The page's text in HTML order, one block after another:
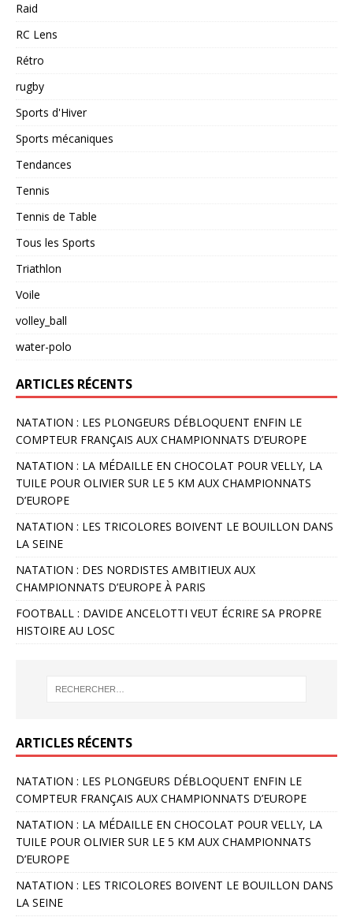
Raid
RC Lens
Rétro
rugby
Sports d'Hiver
Sports mécaniques
Tendances
Tennis
Tennis de Table
Tous les Sports
Triathlon
Voile
volley_ball
water-polo
ARTICLES RÉCENTS
NATATION : LES PLONGEURS DÉBLOQUENT ENFIN LE
COMPTEUR FRANÇAIS AUX CHAMPIONNATS D’EUROPE
NATATION : LA MÉDAILLE EN CHOCOLAT POUR VELLY, LA
TUILE POUR OLIVIER SUR LE 5 KM AUX CHAMPIONNATS
D’EUROPE
NATATION : LES TRICOLORES BOIVENT LE BOUILLON DANS
LA SEINE
NATATION : DES NORDISTES AMBITIEUX AUX
CHAMPIONNATS D’EUROPE À PARIS
FOOTBALL : DAVIDE ANCELOTTI VEUT ÉCRIRE SA PROPRE
HISTOIRE AU LOSC
ARTICLES RÉCENTS
NATATION : LES PLONGEURS DÉBLOQUENT ENFIN LE
COMPTEUR FRANÇAIS AUX CHAMPIONNATS D’EUROPE
NATATION : LA MÉDAILLE EN CHOCOLAT POUR VELLY, LA
TUILE POUR OLIVIER SUR LE 5 KM AUX CHAMPIONNATS
D’EUROPE
NATATION : LES TRICOLORES BOIVENT LE BOUILLON DANS
LA SEINE